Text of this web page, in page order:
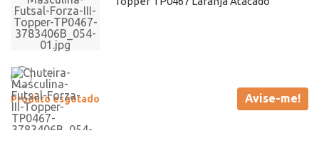
Produto esgotado Avise-me!